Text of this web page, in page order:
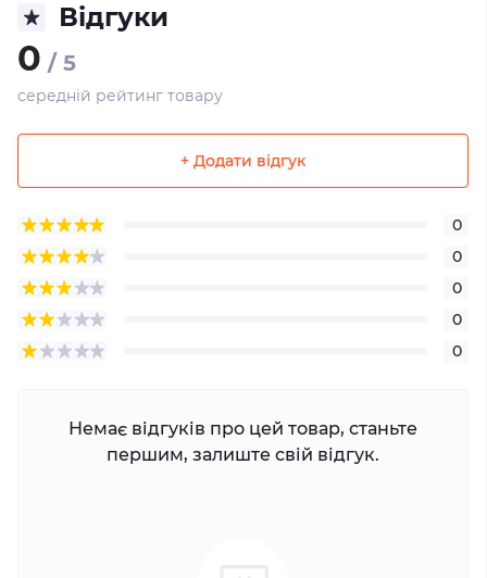
Відгуки
0 / 5
середній рейтинг товару
+ Додати відгук
0
0
0
0
0
Немає відгуків про цей товар, станьте
першим, залиште свій відгук.